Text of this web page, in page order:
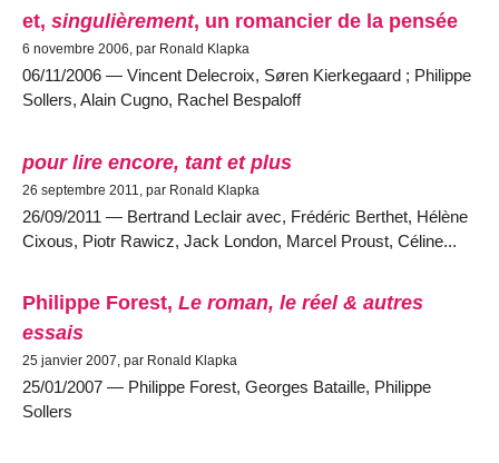
et, singulièrement, un romancier de la pensée
6 novembre 2006, par Ronald Klapka
06/11/2006 — Vincent Delecroix, Søren Kierkegaard ; Philippe
Sollers, Alain Cugno, Rachel Bespaloff
pour lire encore, tant et plus
26 septembre 2011, par Ronald Klapka
26/09/2011 — Bertrand Leclair avec, Frédéric Berthet, Hélène
Cixous, Piotr Rawicz, Jack London, Marcel Proust, Céline...
Philippe Forest, Le roman, le réel & autres
essais
25 janvier 2007, par Ronald Klapka
25/01/2007 — Philippe Forest, Georges Bataille, Philippe
Sollers